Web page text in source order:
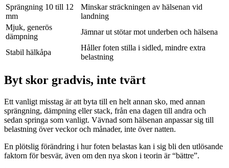
Sprängning 10 till 12
mm
Minskar sträckningen av hälsenan vid
landning
Mjuk, generös
dämpning
Jämnar ut stötar mot underben och hälsena
Stabil hälkåpa
Håller foten stilla i sidled, mindre extra
belastning
Byt skor gradvis, inte tvärt
Ett vanligt misstag är att byta till en helt annan sko, med annan
sprängning, dämpning eller stack, från ena dagen till andra och
sedan springa som vanligt. Vävnad som hälsenan anpassar sig till
belastning över veckor och månader, inte över natten.
En plötslig förändring i hur foten belastas kan i sig bli den utlösande
faktorn för besvär, även om den nya skon i teorin är “bättre”.